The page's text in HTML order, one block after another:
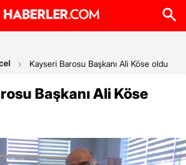
Kayseri Barosu Başkanı Ali Köse oldu
Başkanı Ali Köse